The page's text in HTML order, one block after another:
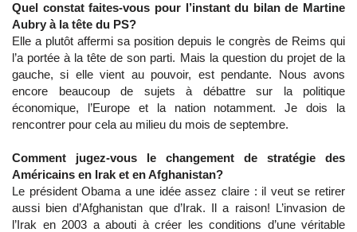
Quel constat faites-vous pour l’instant du bilan de Martine
Aubry à la tête du PS?
Elle a plutôt affermi sa position depuis le congrès de Reims qui
l’a portée à la tête de son parti. Mais la question du projet de la
gauche, si elle vient au pouvoir, est pendante. Nous avons
encore beaucoup de sujets à débattre sur la politique
économique, l’Europe et la nation notamment. Je dois la
rencontrer pour cela au milieu du mois de septembre.
Comment jugez-vous le changement de stratégie des
Américains en Irak et en Afghanistan?
Le président Obama a une idée assez claire : il veut se retirer
aussi bien d’Afghanistan que d’Irak. Il a raison! L’invasion de
l’Irak en 2003 a abouti à créer les conditions d’une véritable